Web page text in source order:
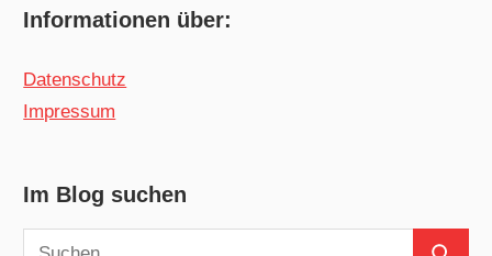
Informationen über:
Datenschutz
Impressum
Im Blog suchen
Suchen